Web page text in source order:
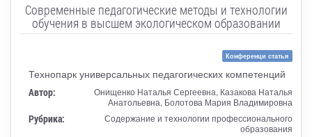
Современные педагогические методы и технологии
обучения в высшем экологическом образовании
Конференци статья
Технопарк универсальных педагогических компетенций
Автор:
Онищенко Наталья Сергеевна, Казакова Наталья
Анатольевна, Болотова Мария Владимировна
Рубрика:
Содержание и технологии профессионального
образования